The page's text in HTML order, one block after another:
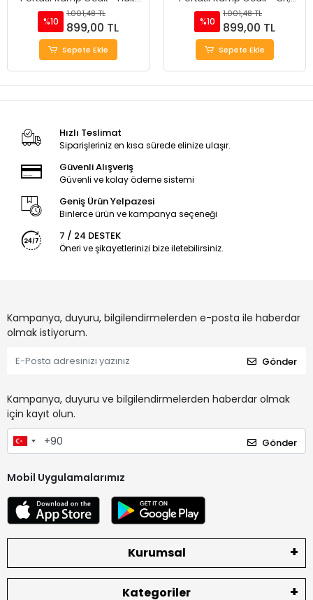
Yeşil, Rüzgarlıklı, Ekstra Gaz
Girişli
%10
1.001,48 TL
899,00 TL
Sepete Ekle
Rüzgarlıklı, Ekstra Gaz Girişli
%10
1.001,48 TL
899,00 TL
Sepete Ekle
Hızlı Teslimat
Siparişleriniz en kısa sürede elinize ulaşır.
Güvenli Alışveriş
Güvenli ve kolay ödeme sistemi
Geniş Ürün Yelpazesi
Binlerce ürün ve kampanya seçeneği
7 / 24 DESTEK
Öneri ve şikayetlerinizi bize iletebilirsiniz.
Kampanya, duyuru, bilgilendirmelerden e-posta ile haberdar
olmak istiyorum.
Gönder
Kampanya, duyuru ve bilgilendirmelerden haberdar olmak
için kayıt olun.
Gönder
Mobil Uygulamalarımız
Kurumsal
Kategoriler